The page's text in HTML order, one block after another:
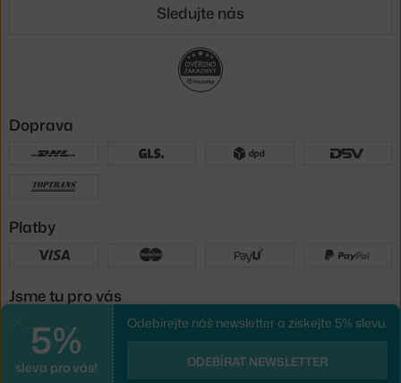
5%
sleva pro vás!
Odebírejte náš newsletter a získejte 5% slevu.
ODEBÍRAT NEWSLETTER
Sledujte nás
Doprava
Platby
Jsme tu pro vás
e-shop na míruod